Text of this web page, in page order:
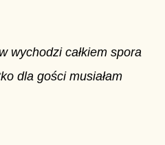
wychodzi całkiem spora
dla gości musiałam